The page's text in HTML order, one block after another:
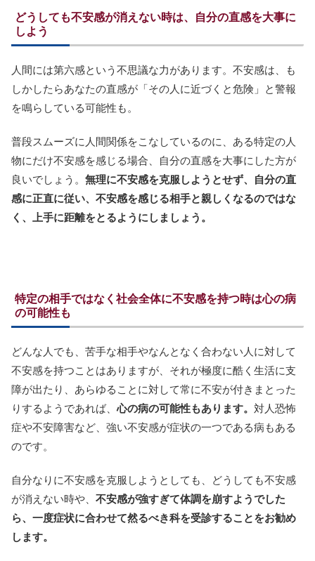
どうしても不安感が消えない時は、自分の直感を大事に
しよう
人間には第六感という不思議な力があります。不安感は、も
しかしたらあなたの直感が「その人に近づくと危険」と警報
を鳴らしている可能性も。
普段スムーズに人間関係をこなしているのに、ある特定の人
物にだけ不安感を感じる場合、自分の直感を大事にした方が
良いでしょう。 無理に不安感を克服しようとせず、自分の直
感に正直に従い、不安感を感じる相手と親しくなるのではな
く、上手に距離をとるようにしましょう。
特定の相手ではなく社会全体に不安感を持つ時は心の病
の可能性も
どんな人でも、苦手な相手やなんとなく合わない人に対して
不安感を持つことはありますが、それが極度に酷く生活に支
障が出たり、あらゆることに対して常に不安が付きまとった
りするようであれば、心の病の可能性もあります。 対人恐怖
症や不安障害など、強い不安感が症状の一つである病もある
のです。
自分なりに不安感を克服しようとしても、どうしても不安感
が消えない時や、 不安感が強すぎて体調を崩すようでした
ら、一度症状に合わせて然るべき科を受診することをお勧め
します。